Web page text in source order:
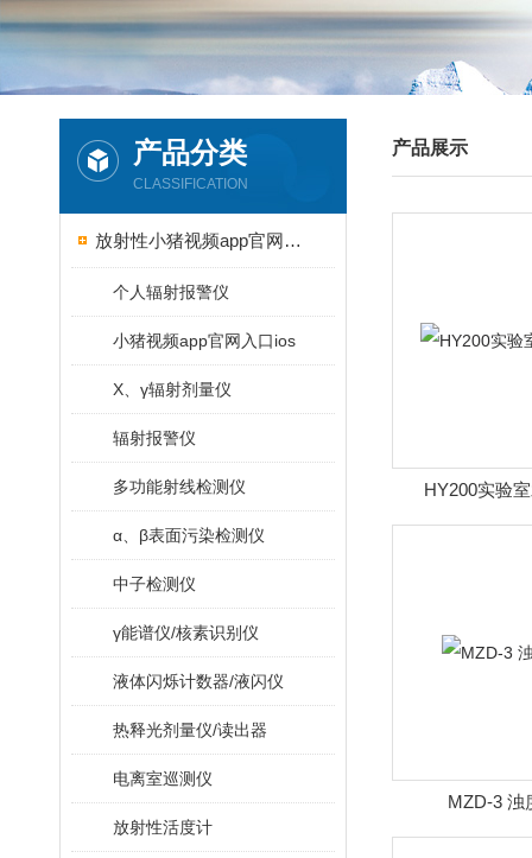
产品分类
CLASSIFICATION
放射性小猪视频app官网入口ios
个人辐射报警仪
小猪视频app官网入口ios
X、γ辐射剂量仪
辐射报警仪
多功能射线检测仪
α、β表面污染检测仪
中子检测仪
γ能谱仪/核素识别仪
液体闪烁计数器/液闪仪
热释光剂量仪/读出器
电离室巡测仪
放射性活度计
产品展示
HY200实验
MZD-3 浊